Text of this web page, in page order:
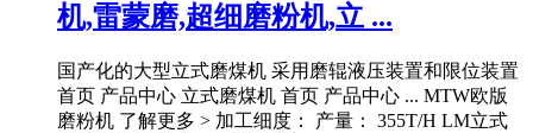
机,雷蒙磨,超细磨粉机,立 ...
国产化的大型立式磨煤机 采用磨辊液压装置和限位装置
首页 产品中心 立式磨煤机 首页 产品中心 ... MTW欧版
磨粉机 了解更多 > 加工细度： 产量： 355T/H LM立式